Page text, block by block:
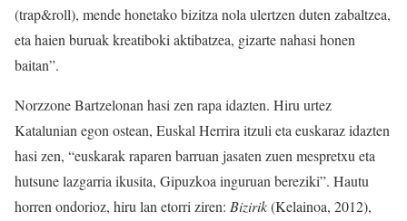
(trap&roll), mende honetako bizitza nola ulertzen duten zabaltzea,
eta haien buruak kreatiboki aktibatzea, gizarte nahasi honen
baitan”.
Norzzone Bartzelonan hasi zen rapa idazten. Hiru urtez
Katalunian egon ostean, Euskal Herrira itzuli eta euskaraz idazten
hasi zen, “euskarak raparen barruan jasaten zuen mespretxu eta
hutsune lazgarria ikusita, Gipuzkoa inguruan bereziki”. Hautu
horren ondorioz, hiru lan etorri ziren: Bizirik(Kelainoa, 2012),